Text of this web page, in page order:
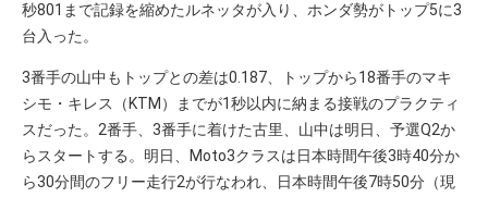
秒801まで記録を縮めたルネッタが入り、ホンダ勢がトップ5に3
台入った。
3番手の山中もトップとの差は0.187、トップから18番手のマキ
シモ・キレス（KTM）までが1秒以内に納まる接戦のプラクティ
スだった。2番手、3番手に着けた古里、山中は明日、予選Q2か
らスタートする。明日、Moto3クラスは日本時間午後3時40分か
ら30分間のフリー走行2が行なわれ、日本時間午後7時50分（現